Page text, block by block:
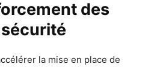
des
la mise en place de